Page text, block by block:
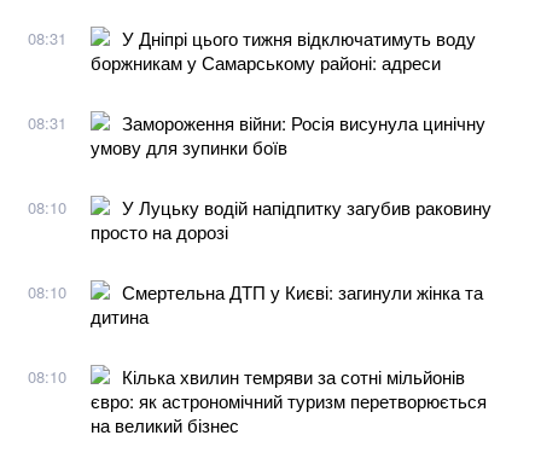
08:31
У Дніпрі цього тижня відключатимуть воду
боржникам у Самарському районі: адреси
08:31
Замороження війни: Росія висунула цинічну
умову для зупинки боїв
08:10
У Луцьку водій напідпитку загубив раковину
просто на дорозі
08:10
Смертельна ДТП у Києві: загинули жінка та
дитина
08:10
Кілька хвилин темряви за сотні мільйонів
євро: як астрономічний туризм перетворюється
на великий бізнес